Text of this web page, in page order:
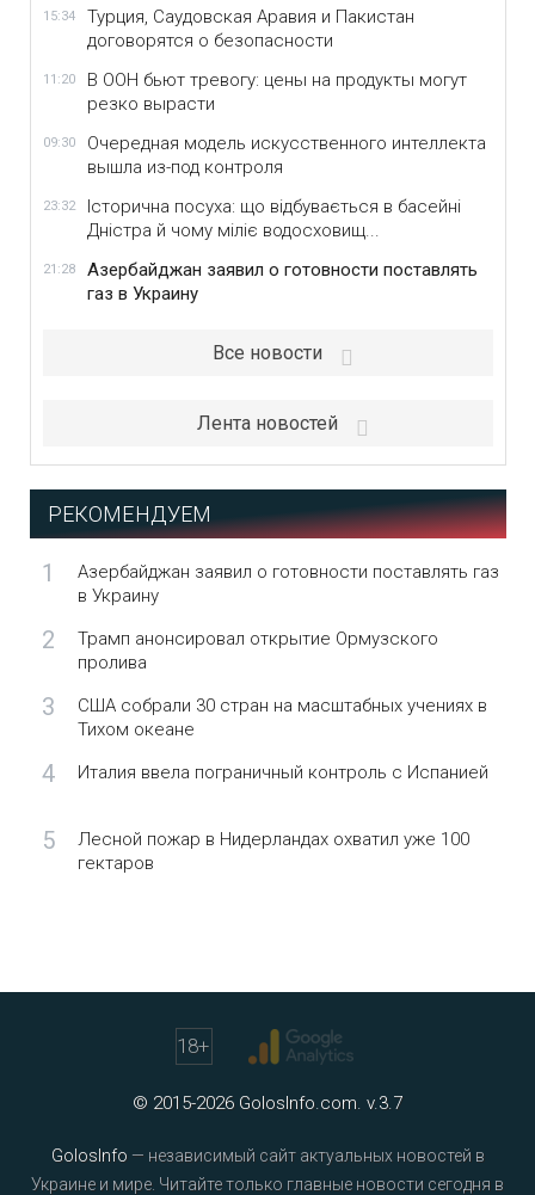
15:34
Турция, Саудовская Аравия и Пакистан
договорятся о безопасности
11:20
В ООН бьют тревогу: цены на продукты могут
резко вырасти
09:30
Очередная модель искусственного интеллекта
вышла из-под контроля
23:32
Історична посуха: що відбувається в басейні
Дністра й чому міліє водосховищ...
21:28
Азербайджан заявил о готовности поставлять
газ в Украину
Все новости
Лента новостей
РЕКОМЕНДУЕМ
1
Азербайджан заявил о готовности поставлять газ
в Украину
2
Трамп анонсировал открытие Ормузского
пролива
3
США собрали 30 стран на масштабных учениях в
Тихом океане
4 Италия ввела пограничный контроль с Испанией
5
Лесной пожар в Нидерландах охватил уже 100
гектаров
18+
© 2015-2026 GolosInfo.com. v.3.7
GolosInfo — независимый сайт актуальных новостей в
Украине и мире. Читайте только главные новости сегодня в